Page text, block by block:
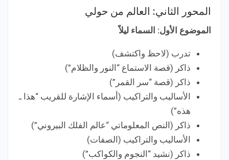
المحور الثاني: العالم من حولي
الموضوع الأول: السماء ليلاً
تدرب (لاحظ واكتشف)
ذاكر (قصة الاستماع “النور والظلام”)
ذاكر (قصة “سر القمر”)
الأساليب والتراكيب (أسماء الإشارة للقريب “هذا ـ
هذه”)
ذاكر (النص المعلوماتي “عالم الفلك البيروني”)
الأساليب والتراكيب (الصفات)
ذاكر (نشيد “النجوم والكواكب”)